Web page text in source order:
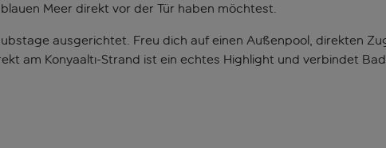
Meer direkt vor der Tür haben möchtest.
ausgerichtet. Freu dich auf einen Außenpool, direkten
am Konyaaltı-Strand ist ein echtes Highlight und verbindet